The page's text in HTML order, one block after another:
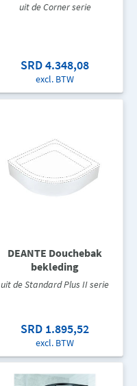
uit de Corner serie
SRD 4.348,08
excl. BTW
DEANTE Douchebak
bekleding
uit de Standard Plus II serie
SRD 1.895,52
excl. BTW